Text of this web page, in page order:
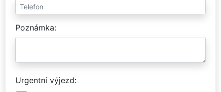
Poznámka
Urgentní výjezd